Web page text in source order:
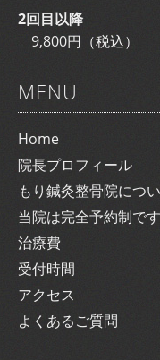
2回目以降
9,800円（税込）
MENU
Home
院長プロフィール
もり鍼灸整骨院につ
当院は完全予約制です
治療費
受付時間
アクセス
よくあるご質問